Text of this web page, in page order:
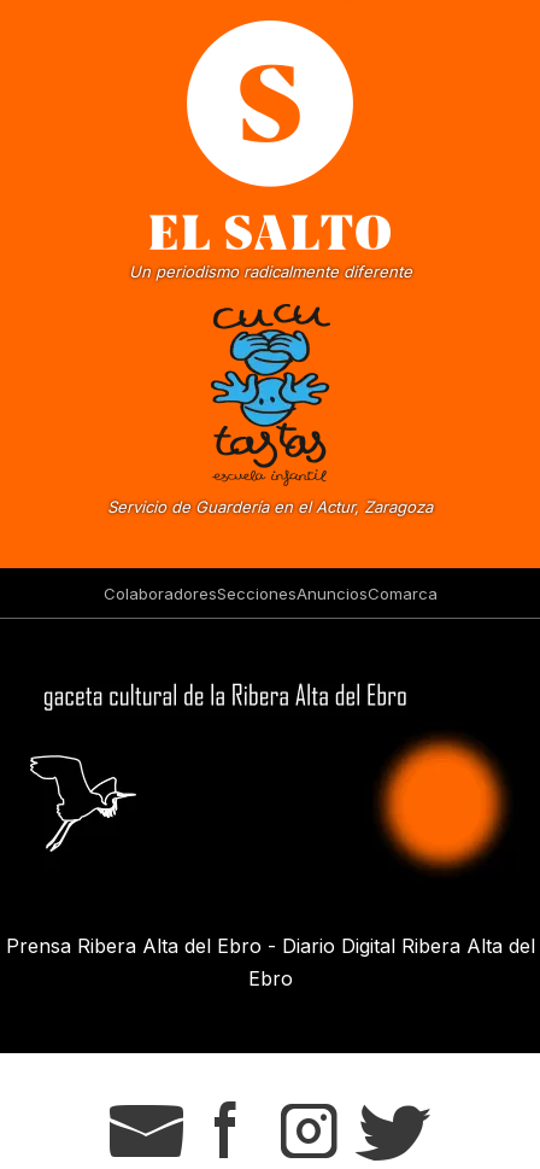
Un periodismo radicalmente diferente
Servicio de Guardería en el Actur, Zaragoza
ColaboradoresSeccionesAnunciosComarca
Prensa Ribera Alta del Ebro - Diario Digital Ribera Alta del
Ebro
g s t r